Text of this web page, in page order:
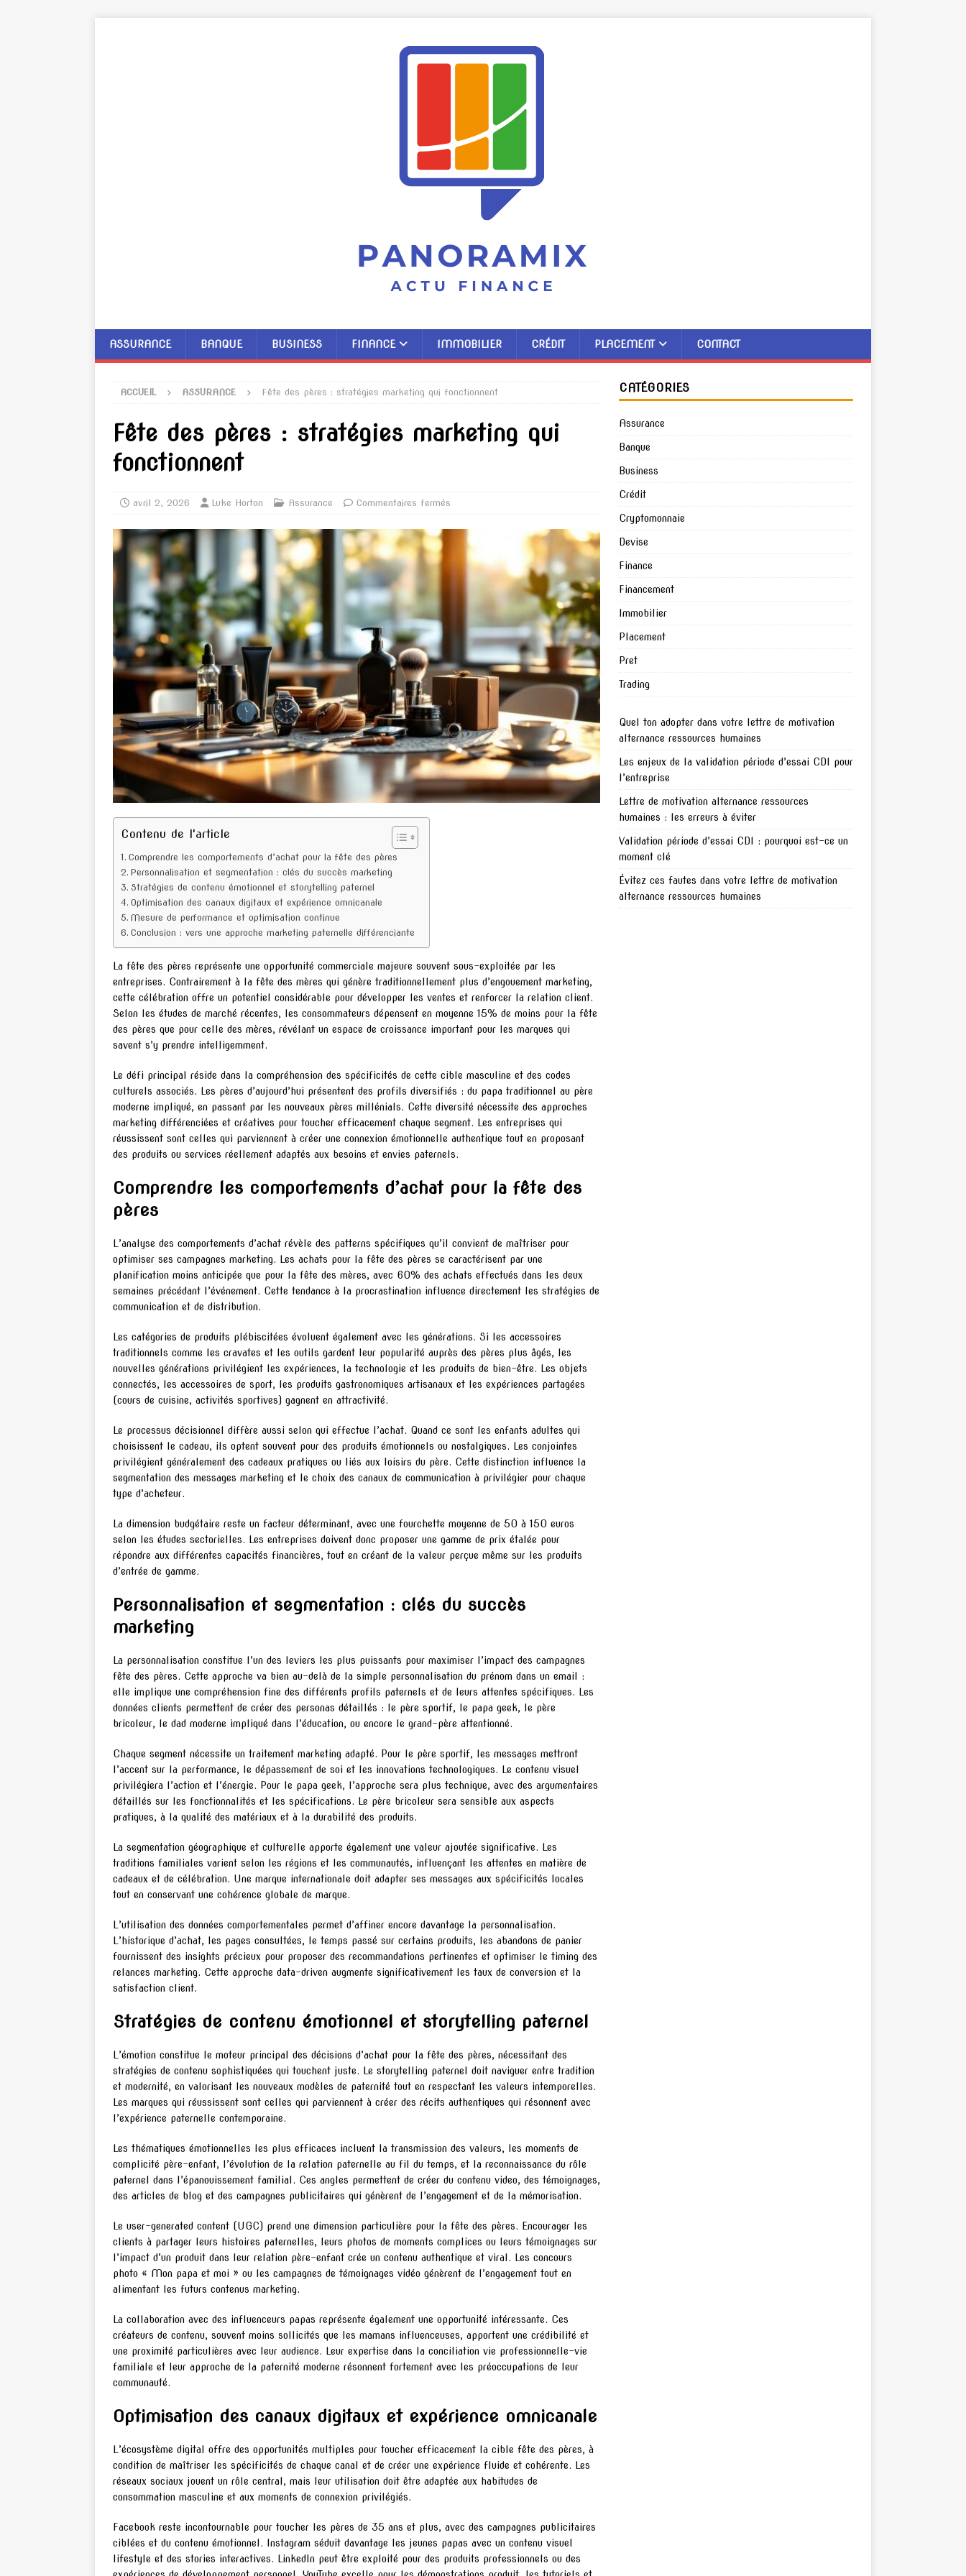
ASSURANCE BANQUE BUSINESS FINANCE IMMOBILIER CRÉDIT PLACEMENT CONTACT
ACCUEIL ASSURANCE Fête des pères : stratégies marketing qui fonctionnent
Fête des pères : stratégies marketing qui
fonctionnent
avril 2, 2026 Luke Horton Assurance Commentaires fermés
Contenu de l'article
Comprendre les comportements d’achat pour la fête des pères
Personnalisation et segmentation : clés du succès marketing
Stratégies de contenu émotionnel et storytelling paternel
Optimisation des canaux digitaux et expérience omnicanale
Mesure de performance et optimisation continue
Conclusion : vers une approche marketing paternelle différenciante
La fête des pères représente une opportunité commerciale majeure souvent sous-exploitée par les
entreprises. Contrairement à la fête des mères qui génère traditionnellement plus d’engouement marketing,
cette célébration offre un potentiel considérable pour développer les ventes et renforcer la relation client.
Selon les études de marché récentes, les consommateurs dépensent en moyenne 15% de moins pour la fête
des pères que pour celle des mères, révélant un espace de croissance important pour les marques qui
savent s’y prendre intelligemment.
Le défi principal réside dans la compréhension des spécificités de cette cible masculine et des codes
culturels associés. Les pères d’aujourd’hui présentent des profils diversifiés : du papa traditionnel au père
moderne impliqué, en passant par les nouveaux pères millénials. Cette diversité nécessite des approches
marketing différenciées et créatives pour toucher efficacement chaque segment. Les entreprises qui
réussissent sont celles qui parviennent à créer une connexion émotionnelle authentique tout en proposant
des produits ou services réellement adaptés aux besoins et envies paternels.
Comprendre les comportements d’achat pour la fête des
pères
L’analyse des comportements d’achat révèle des patterns spécifiques qu’il convient de maîtriser pour
optimiser ses campagnes marketing. Les achats pour la fête des pères se caractérisent par une
planification moins anticipée que pour la fête des mères, avec 60% des achats effectués dans les deux
semaines précédant l’événement. Cette tendance à la procrastination influence directement les stratégies de
communication et de distribution.
Les catégories de produits plébiscitées évoluent également avec les générations. Si les accessoires
traditionnels comme les cravates et les outils gardent leur popularité auprès des pères plus âgés, les
nouvelles générations privilégient les expériences, la technologie et les produits de bien-être. Les objets
connectés, les accessoires de sport, les produits gastronomiques artisanaux et les expériences partagées
(cours de cuisine, activités sportives) gagnent en attractivité.
Le processus décisionnel diffère aussi selon qui effectue l’achat. Quand ce sont les enfants adultes qui
choisissent le cadeau, ils optent souvent pour des produits émotionnels ou nostalgiques. Les conjointes
privilégient généralement des cadeaux pratiques ou liés aux loisirs du père. Cette distinction influence la
segmentation des messages marketing et le choix des canaux de communication à privilégier pour chaque
type d’acheteur.
La dimension budgétaire reste un facteur déterminant, avec une fourchette moyenne de 50 à 150 euros
selon les études sectorielles. Les entreprises doivent donc proposer une gamme de prix étalée pour
répondre aux différentes capacités financières, tout en créant de la valeur perçue même sur les produits
d’entrée de gamme.
Personnalisation et segmentation : clés du succès
marketing
La personnalisation constitue l’un des leviers les plus puissants pour maximiser l’impact des campagnes
fête des pères. Cette approche va bien au-delà de la simple personnalisation du prénom dans un email :
elle implique une compréhension fine des différents profils paternels et de leurs attentes spécifiques. Les
données clients permettent de créer des personas détaillés : le père sportif, le papa geek, le père
bricoleur, le dad moderne impliqué dans l’éducation, ou encore le grand-père attentionné.
Chaque segment nécessite un traitement marketing adapté. Pour le père sportif, les messages mettront
l’accent sur la performance, le dépassement de soi et les innovations technologiques. Le contenu visuel
privilégiera l’action et l’énergie. Pour le papa geek, l’approche sera plus technique, avec des argumentaires
détaillés sur les fonctionnalités et les spécifications. Le père bricoleur sera sensible aux aspects
pratiques, à la qualité des matériaux et à la durabilité des produits.
La segmentation géographique et culturelle apporte également une valeur ajoutée significative. Les
traditions familiales varient selon les régions et les communautés, influençant les attentes en matière de
cadeaux et de célébration. Une marque internationale doit adapter ses messages aux spécificités locales
tout en conservant une cohérence globale de marque.
L’utilisation des données comportementales permet d’affiner encore davantage la personnalisation.
L’historique d’achat, les pages consultées, le temps passé sur certains produits, les abandons de panier
fournissent des insights précieux pour proposer des recommandations pertinentes et optimiser le timing des
relances marketing. Cette approche data-driven augmente significativement les taux de conversion et la
satisfaction client.
Stratégies de contenu émotionnel et storytelling paternel
L’émotion constitue le moteur principal des décisions d’achat pour la fête des pères, nécessitant des
stratégies de contenu sophistiquées qui touchent juste. Le storytelling paternel doit naviguer entre tradition
et modernité, en valorisant les nouveaux modèles de paternité tout en respectant les valeurs intemporelles.
Les marques qui réussissent sont celles qui parviennent à créer des récits authentiques qui résonnent avec
l’expérience paternelle contemporaine.
Les thématiques émotionnelles les plus efficaces incluent la transmission des valeurs, les moments de
complicité père-enfant, l’évolution de la relation paternelle au fil du temps, et la reconnaissance du rôle
paternel dans l’épanouissement familial. Ces angles permettent de créer du contenu video, des témoignages,
des articles de blog et des campagnes publicitaires qui génèrent de l’engagement et de la mémorisation.
Le user-generated content (UGC) prend une dimension particulière pour la fête des pères. Encourager les
clients à partager leurs histoires paternelles, leurs photos de moments complices ou leurs témoignages sur
l’impact d’un produit dans leur relation père-enfant crée un contenu authentique et viral. Les concours
photo « Mon papa et moi » ou les campagnes de témoignages vidéo génèrent de l’engagement tout en
alimentant les futurs contenus marketing.
La collaboration avec des influenceurs papas représente également une opportunité intéressante. Ces
créateurs de contenu, souvent moins sollicités que les mamans influenceuses, apportent une crédibilité et
une proximité particulières avec leur audience. Leur expertise dans la conciliation vie professionnelle-vie
familiale et leur approche de la paternité moderne résonnent fortement avec les préoccupations de leur
communauté.
Optimisation des canaux digitaux et expérience omnicanale
L’écosystème digital offre des opportunités multiples pour toucher efficacement la cible fête des pères, à
condition de maîtriser les spécificités de chaque canal et de créer une expérience fluide et cohérente. Les
réseaux sociaux jouent un rôle central, mais leur utilisation doit être adaptée aux habitudes de
consommation masculine et aux moments de connexion privilégiés.
Facebook reste incontournable pour toucher les pères de 35 ans et plus, avec des campagnes publicitaires
ciblées et du contenu émotionnel. Instagram séduit davantage les jeunes papas avec un contenu visuel
lifestyle et des stories interactives. LinkedIn peut être exploité pour des produits professionnels ou des
CATÉGORIES
Assurance
Banque
Business
Crédit
Cryptomonnaie
Devise
Finance
Financement
Immobilier
Placement
Pret
Trading
Quel ton adopter dans votre lettre de motivation
alternance ressources humaines
Les enjeux de la validation période d’essai CDI pour
l’entreprise
Lettre de motivation alternance ressources
humaines : les erreurs à éviter
Validation période d’essai CDI : pourquoi est-ce un
moment clé
Évitez ces fautes dans votre lettre de motivation
alternance ressources humaines